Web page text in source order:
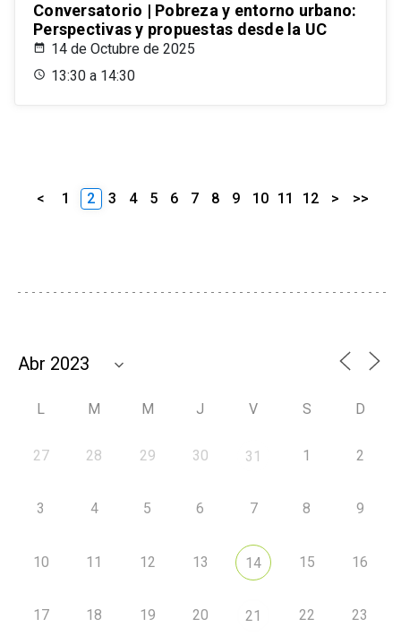
Conversatorio | Pobreza y entorno urbano:
Perspectivas y propuestas desde la UC
14 de Octubre de 2025
13:30 a 14:30
< 1 2 3 4 5 6 7 8 9 10 11 12 > >>
L M M J V S D
27 28 29 30 31 1 2
3 4 5 6 7 8 9
10 11 12 13 14 15 16
17 18 19 20 21 22 23